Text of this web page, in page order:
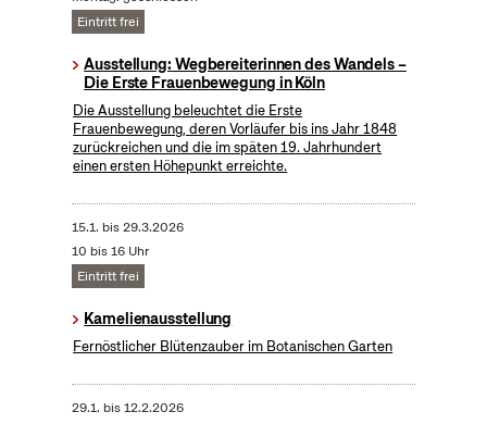
Eintritt frei
Ausstellung: Wegbereiterinnen des Wandels –
Die Erste Frauenbewegung in Köln
Die Ausstellung beleuchtet die Erste
Frauenbewegung, deren Vorläufer bis ins Jahr 1848
zurückreichen und die im späten 19. Jahrhundert
einen ersten Höhepunkt erreichte.
15.1. bis29.3.2026
10 bis 16 Uhr
Eintritt frei
Kamelienausstellung
Fernöstlicher Blütenzauber im Botanischen Garten
29.1. bis12.2.2026